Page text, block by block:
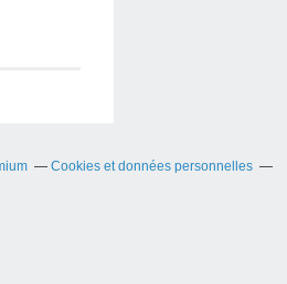
Cookies et données personnelles